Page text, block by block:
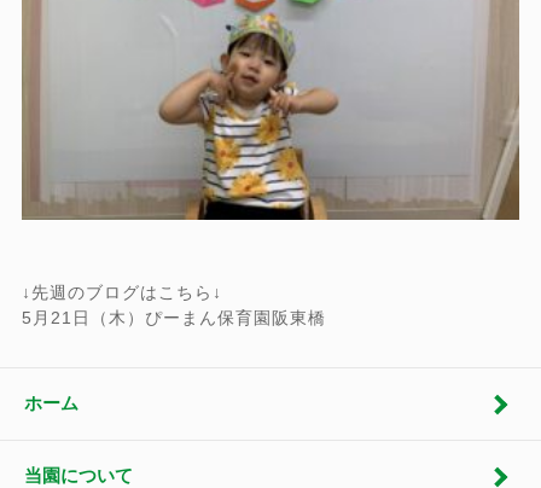
↓先週のブログはこちら↓
5月21日（木）ぴーまん保育園阪東橋
ホーム
当園について